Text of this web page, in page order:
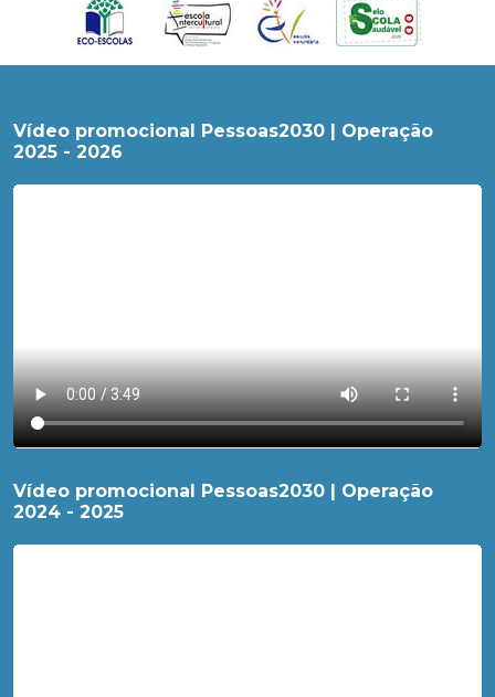
Vídeo promocional Pessoas2030 | Operação
2025 - 2026
Vídeo promocional Pessoas2030 | Operação
2024 - 2025